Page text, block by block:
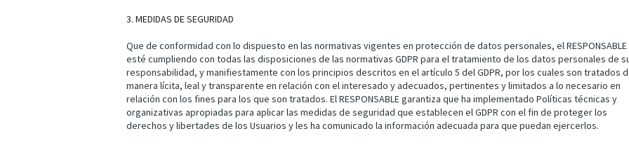
3. MEDIDAS DE SEGURIDAD
Que de conformidad con lo dispuesto en las normativas vigentes en protección de datos personales, el RESPONSABLE
esté cumpliendo con todas las disposiciones de las normativas GDPR para el tratamiento de los datos personales de
responsabilidad, y manifiestamente con los principios descritos en el artículo 5 del GDPR, por los cuales son tratados
manera lícita, leal y transparente en relación con el interesado y adecuados, pertinentes y limitados a lo necesario en
relación con los fines para los que son tratados. El RESPONSABLE garantiza que ha implementado Políticas técnicas y
organizativas apropiadas para aplicar las medidas de seguridad que establecen el GDPR con el fin de proteger los
derechos y libertades de los Usuarios y les ha comunicado la información adecuada para que puedan ejercerlos.